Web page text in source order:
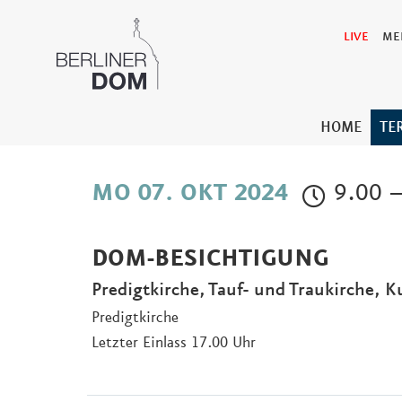
LIVE
HOME
MO 07. OKT 2024 9.00
DOM-BESICHTIGUNG
Predigtkirche, Tauf- und Traukirche,
Predigtkirche
Letzter Einlass 17.00 Uhr